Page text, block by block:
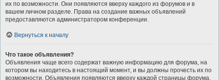
их по возможности. Они появляются вверху каждого из форумов и в
вашем личном разделе. Права на создание важных объявлений
предоставляются администратором конференции.
Вернуться к началу
Что такое объявления?
Объявления чаще всего содержат важную информацию для форума, на
котором вы находитесь в настоящий момент, и вы должны прочесть их по
возможности. Объявления появляются вверху каждой страницы форума,